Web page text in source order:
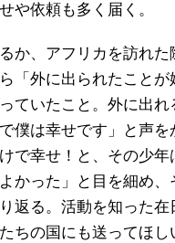
や依頼も多く届く。
か、アフリカを訪れた
「外に出られたことが
ていたこと。外に出れ
僕は幸せです」と声を
で幸せ！と、その少年
かった」と目を細め、
返る。活動を知った在
ちの国にも送ってほし